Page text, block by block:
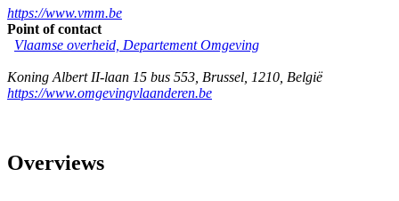
https://www.vmm.be
Point of contact
Vlaamse overheid, Departement Omgeving
Koning Albert II-laan 15 bus 553 Brussel 1210 België
https://www.omgevingvlaanderen.be
Overviews